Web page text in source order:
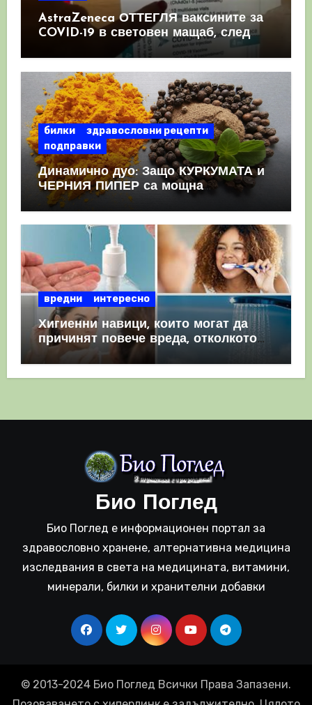
AstraZeneca ОТТЕГЛЯ ваксините за
COVID-19 в световен мащаб, след
като призна, че те причиняват
билки
здравословни рецепти
подправки
Динамично дуо: Защо КУРКУМАТА и
ЧЕРНИЯ ПИПЕР са мощна
комбинация
вредни интересно
Хигиенни навици, които могат да
причинят повече вреда, отколкото
полза
Био Поглед
Био Поглед е информационен портал за
здравословно хранене, алтернативна медицина
изследвания в света на медицината, витамини,
минерали, билки и хранителни добавки
© 2013-2024 Био Поглед Всички Права Запазени.